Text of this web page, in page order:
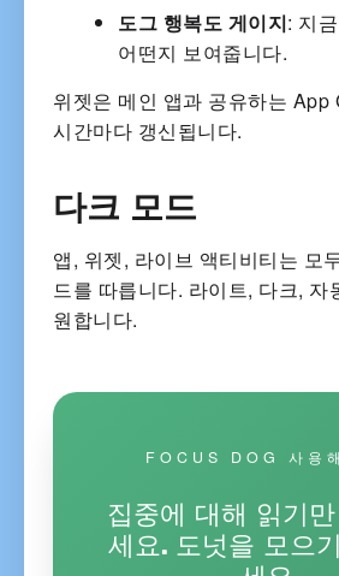
도그 행복도 게이지: 지
어떤지 보여줍니다.
위젯은 메인 앱과 공유하는 App
시간마다 갱신됩니다.
다크 모드
앱, 위젯, 라이브 액티비티는 모
드를 따릅니다. 라이트, 다크, 자
원합니다.
FOCUS DOG 사용
집중에 대해 읽기
세요. 도넛을 모으